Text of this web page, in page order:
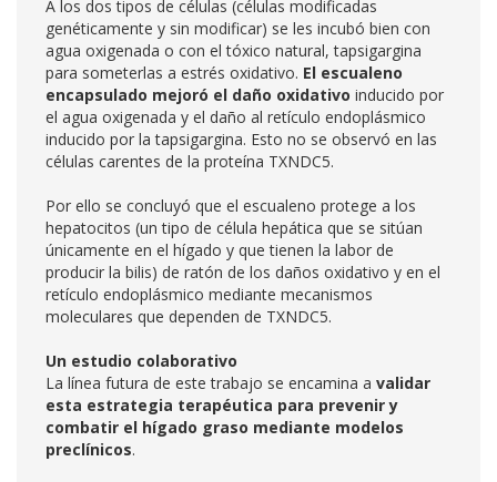
A los dos tipos de células (células modificadas
genéticamente y sin modificar) se les incubó bien con
agua oxigenada o con el tóxico natural, tapsigargina
para someterlas a estrés oxidativo. El escualeno
encapsulado mejoró el daño oxidativo inducido por
el agua oxigenada y el daño al retículo endoplásmico
inducido por la tapsigargina. Esto no se observó en las
células carentes de la proteína TXNDC5.
Por ello se concluyó que el escualeno protege a los
hepatocitos (un tipo de célula hepática que se sitúan
únicamente en el hígado y que tienen la labor de
producir la bilis) de ratón de los daños oxidativo y en el
retículo endoplásmico mediante mecanismos
moleculares que dependen de TXNDC5.
Un estudio colaborativo
La línea futura de este trabajo se encamina a validar
esta estrategia terapéutica para prevenir y
combatir el hígado graso mediante modelos
preclínicos.